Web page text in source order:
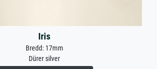
Iris
Bredd: 17mm
Dürer silver